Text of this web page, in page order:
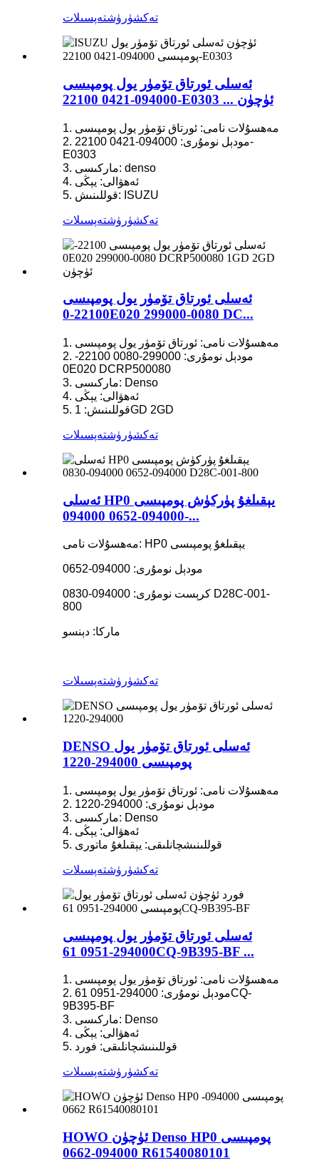
تەكشۈرۈشتەپسىلات
ئەسلى ئورتاق تۆمۈر يول پومپىسى
094000-0421 22100-E0303 ... ئۈچۈن
1. مەھسۇلات نامى: ئورتاق تۆمۈر يول پومپىسى
2. مودېل نومۇرى: 094000-0421 22100-
E0303
3. ماركىسى: denso
4. ئەھۋالى: يېڭى
5. قوللىنىش: ISUZU
تەكشۈرۈشتەپسىلات
ئەسلى ئورتاق تۆمۈر يول پومپىسى
22100-0E020 299000-0080 DC...
1. مەھسۇلات نامى: ئورتاق تۆمۈر يول پومپىسى
2. مودېل نومۇرى: 299000-0080 22100-
0E020 DCRP500080
3. ماركىسى: Denso
4. ئەھۋالى: يېڭى
5. قوللىنىش: 1GD 2GD
تەكشۈرۈشتەپسىلات
ئەسلى HP0 يېقىلغۇ پۈركۈش پومپىسى
094000-0652 094000-...
مەھسۇلات نامى: HP0 يېقىلغۇ پومپىسى
مودېل نومۇرى: 094000-0652
كرېست نومۇرى: 094000-0830 D28C-001-
800
ماركا: دېنسو
تەكشۈرۈشتەپسىلات
DENSO ئەسلى ئورتاق تۆمۈر يول
پومپىسى 294000-1220
1. مەھسۇلات نامى: ئورتاق تۆمۈر يول پومپىسى
2. مودېل نومۇرى: 294000-1220
3. ماركىسى: Denso
4. ئەھۋالى: يېڭى
5. قوللىنىشچانلىقى: يېقىلغۇ ماتورى
تەكشۈرۈشتەپسىلات
ئەسلى ئورتاق تۆمۈر يول پومپىسى
294000-0951 61CQ-9B395-BF ...
1. مەھسۇلات نامى: ئورتاق تۆمۈر يول پومپىسى
2. مودېل نومۇرى: 294000-0951 61CQ-
9B395-BF
3. ماركىسى: Denso
4. ئەھۋالى: يېڭى
5. قوللىنىشچانلىقى: فورد
تەكشۈرۈشتەپسىلات
HOWO ئۈچۈن Denso HP0 پومپىسى
094000-0662 R61540080101